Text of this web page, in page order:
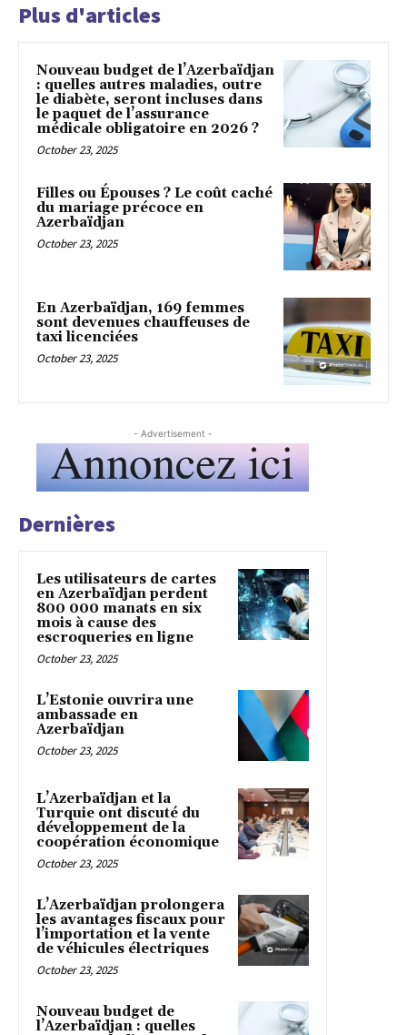
Plus d'articles
Nouveau budget de l’Azerbaïdjan
: quelles autres maladies, outre
le diabète, seront incluses dans
le paquet de l’assurance
médicale obligatoire en 2026 ?
October 23, 2025
Filles ou Épouses ? Le coût caché
du mariage précoce en
Azerbaïdjan
October 23, 2025
En Azerbaïdjan, 169 femmes
sont devenues chauffeuses de
taxi licenciées
October 23, 2025
- Advertisement -
Dernières
Les utilisateurs de cartes
en Azerbaïdjan perdent
800 000 manats en six
mois à cause des
escroqueries en ligne
October 23, 2025
L’Estonie ouvrira une
ambassade en
Azerbaïdjan
October 23, 2025
L’Azerbaïdjan et la
Turquie ont discuté du
développement de la
coopération économique
October 23, 2025
L’Azerbaïdjan prolongera
les avantages fiscaux pour
l’importation et la vente
de véhicules électriques
October 23, 2025
Nouveau budget de
l’Azerbaïdjan : quelles